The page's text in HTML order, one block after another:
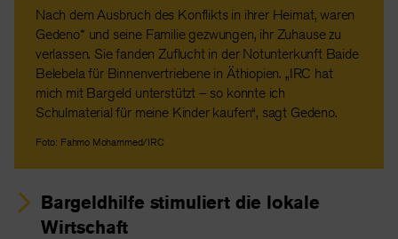
Nach dem Ausbruch des Konflikts in ihrer Heimat, waren
Gedeno* und seine Familie gezwungen, ihr Zuhause zu
verlassen. Sie fanden Zuflucht in der Notunterkunft Baide
Belebela für Binnenvertriebene in Äthiopien. „IRC hat
mich mit Bargeld unterstützt – so konnte ich
Schulmaterial für meine Kinder kaufen“, sagt Gedeno.
Foto: Fahmo Mohammed/IRC
Bargeldhilfe stimuliert die lokale
Wirtschaft